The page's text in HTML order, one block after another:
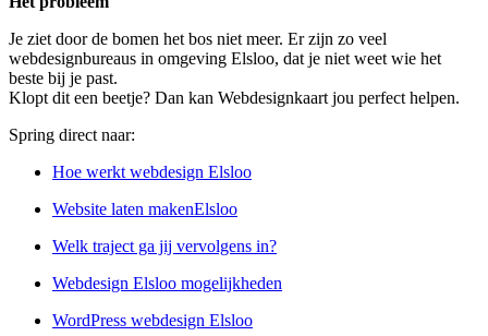
Je ziet door de bomen het bos niet meer. Er zijn zo veel
webdesignbureaus in omgeving Elsloo, dat je niet weet wie het
beste bij je past.
Klopt dit een beetje? Dan kan Webdesignkaart jou perfect helpen.
Spring direct naar:
Hoe werkt webdesign Elsloo
Website laten makenElsloo
Welk traject ga jij vervolgens in?
Webdesign Elsloo mogelijkheden
WordPress webdesign Elsloo